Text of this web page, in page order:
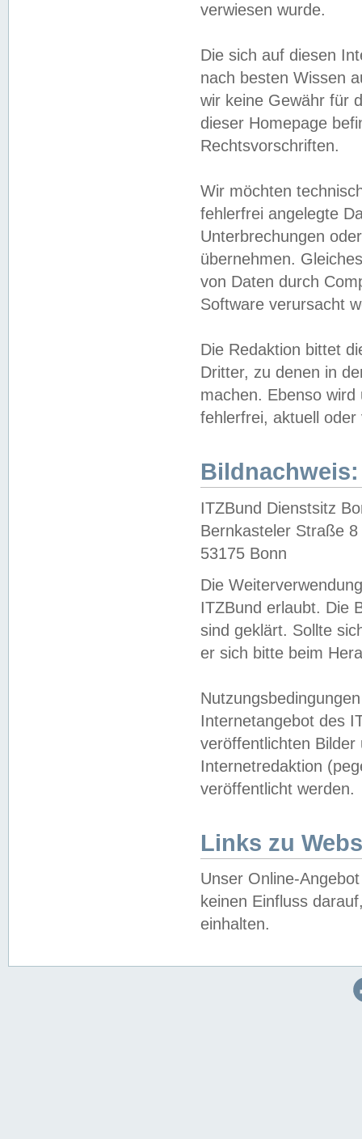
verwiesen wurde.
Die sich auf diesen
nach besten Wissen
wir keine Gewähr für
dieser Homepage
Rechtsvorschriften.
Wir möchten
fehlerfrei angelegte
Unterbrechungen
übernehmen.
von Daten durch
Software verursacht
Die Redaktion bittet
Dritter, zu denen in
machen. Ebenso
fehlerfrei, aktuell oder
Bildnachweis:
ITZBund Dienstsitz
Bernkasteler Straße 8
53175 Bonn
Die
ITZBund erlaubt. Die
sind geklärt. Sollte
er sich bitte beim
Internetangebot des
veröffentlichten
Internetredaktion
veröffentlicht werden.
Links zu
Unser Online-
keinen Einfluss
einhalten.